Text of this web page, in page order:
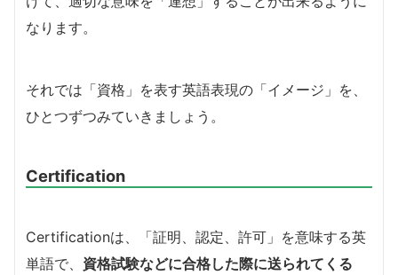
なります。
それでは「資格」を表す英語表現の「イメージ」を、
ひとつずつみていきましょう。
Certification
Certificationは、「証明、認定、許可」を意味する英
単語で、 資格試験などに合格した際に送られてくる